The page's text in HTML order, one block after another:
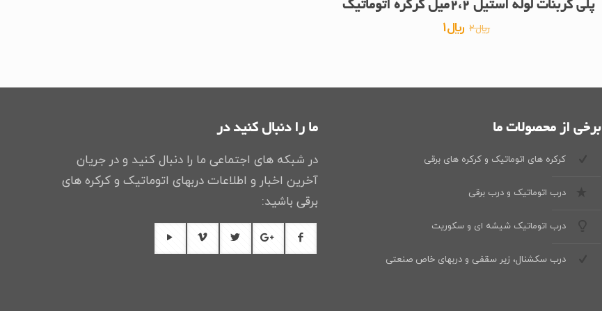
پلی کربنات لوله استیل ۲،۲میل کرکره اتوماتیک
﷼2 قیمت
بود.
﷼1قیمت
است.
برخی از محصولات ما
کرکره های اتوماتیک و کرکره های برقی
درب اتوماتیک و درب برقی
درب اتوماتیک شیشه ای و سکوریت
درب سکشنال، زیر سقفی و دربهای خاص صنعتی
ما را دنبال کنید در
در شبکه های اجتماعی ما را دنبال کنید و در جریان
آخرین اخبار و اطلاعات دربهای اتوماتیک و کرکره های
برقی باشید: